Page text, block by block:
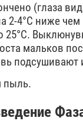
(глаза
2-4°С ниже
мальков
пыль.